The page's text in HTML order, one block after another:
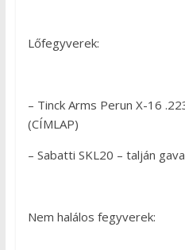
Lőfegyverek:
– Tinck Arms Perun X-16
(CÍMLAP)
– Sabatti SKL20 – talján
Nem halálos fegyverek: